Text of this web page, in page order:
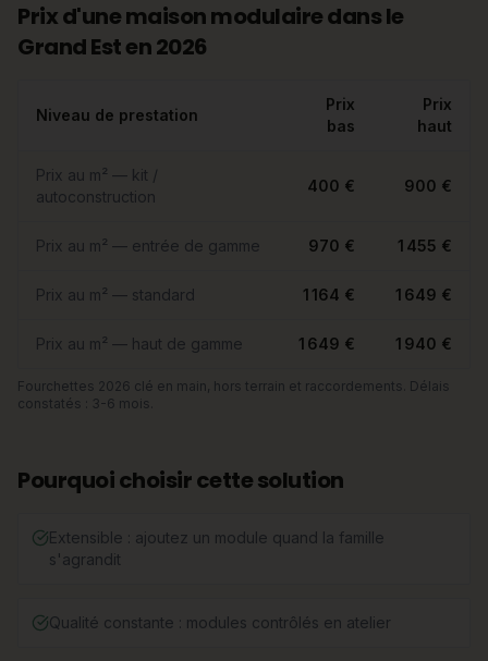
Prix d'une maison modulaire dans le
Grand Est en 2026
Niveau de prestation
Prix
bas
Prix
haut
Prix au m² — kit /
autoconstruction
400 € 900 €
Prix au m² — entrée de gamme 970 € 1 455 €
Prix au m² — standard 1 164 € 1 649 €
Prix au m² — haut de gamme 1 649 € 1 940 €
Fourchettes 2026 clé en main, hors terrain et raccordements. Délais
constatés : 3-6 mois.
Pourquoi choisir cette solution
Extensible : ajoutez un module quand la famille
s'agrandit
Qualité constante : modules contrôlés en atelier